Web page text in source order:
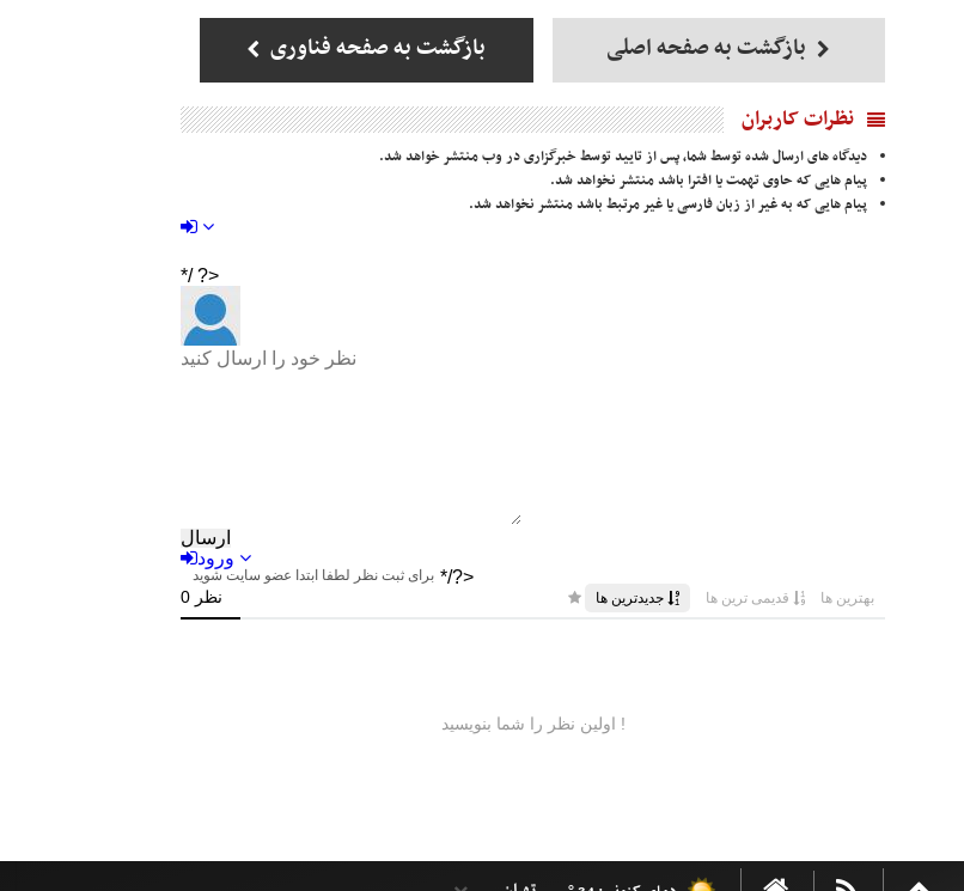
بازگشت به صفحه اصلی بازگشت به صفحه فناوری
نظرات کاربران
دیدگاه های ارسال شده توسط شما، پس از تایید توسط خبرگزاری در وب منتشر خواهد شد.
پیام هایی که حاوی تهمت یا افترا باشد منتشر نخواهد شد.
پیام هایی که به غیر از زبان فارسی یا غیر مرتبط باشد منتشر نخواهد شد.